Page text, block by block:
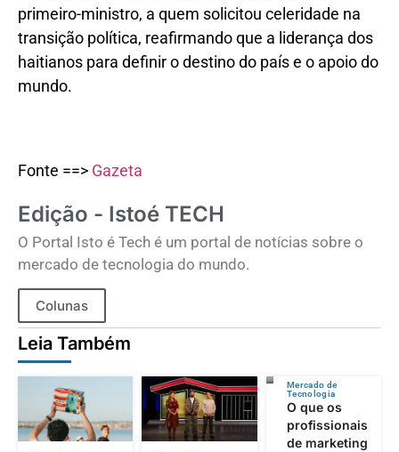
primeiro-ministro, a quem solicitou celeridade na
transição política, reafirmando que a liderança dos
haitianos para definir o destino do país e o apoio do
mundo.
Fonte ==> Gazeta
Edição - Istoé TECH
O Portal Isto é Tech é um portal de notícias sobre o
mercado de tecnologia do mundo.
Colunas
Leia Também
Mercado de
Tecnologia
O que os
profissionais
de marketing